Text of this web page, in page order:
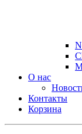
О нас
Контакты
Корзина